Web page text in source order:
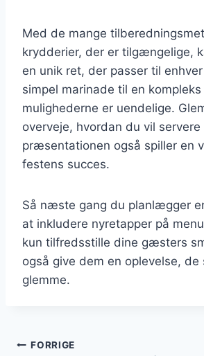
Med de mange
krydderier, der er tilgængelige,
en unik ret, der passer til
simpel marinade til en kompleks
mulighederne er uendelige.
overveje, hvordan du vil
præsentationen også spiller en
festens succes.
Så næste gang du planlægger
at inkludere nyretapper på
kun tilfredsstille dine gæsters
også give dem en oplevelse, de
glemme.
Indlægsnavigation
FORRIGE